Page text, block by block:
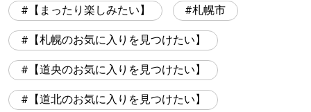
【まったり楽しみたい】 札幌市
【札幌のお気に入りを見つけたい】
【道央のお気に入りを見つけたい】
【道北のお気に入りを見つけたい】